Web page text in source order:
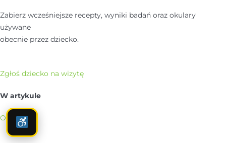
Zabierz wcześniejsze recepty, wyniki badań oraz okulary
używane
obecnie przez dziecko.
Zgłoś dziecko na wizytę
W artykule
Objawy